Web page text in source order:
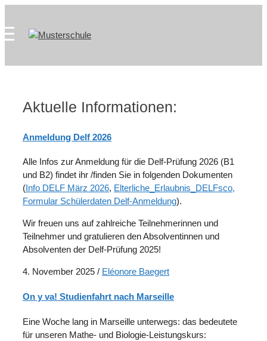
springen
content
Aktuelle Informationen:
Anmeldung Delf 2026
Alle Infos zur Anmeldung für die Delf-Prüfung 2026 (B1
und B2) findet ihr /finden Sie in folgenden Dokumenten
(Info DELF März 2026, Elterliche_Erlaubnis_DELFsco,
Formular Schülerdaten Delf-Anmeldung).
Wir freuen uns auf zahlreiche Teilnehmerinnen und
Teilnehmer und gratulieren den Absolventinnen und
Absolventen der Delf-Prüfung 2025!
4. November 2025 / Eléonore Baegert
On y va! Studienfahrt nach Marseille
Eine Woche lang in Marseille unterwegs: das bedeutete
für unseren Mathe- und Biologie-Leistungskurs: